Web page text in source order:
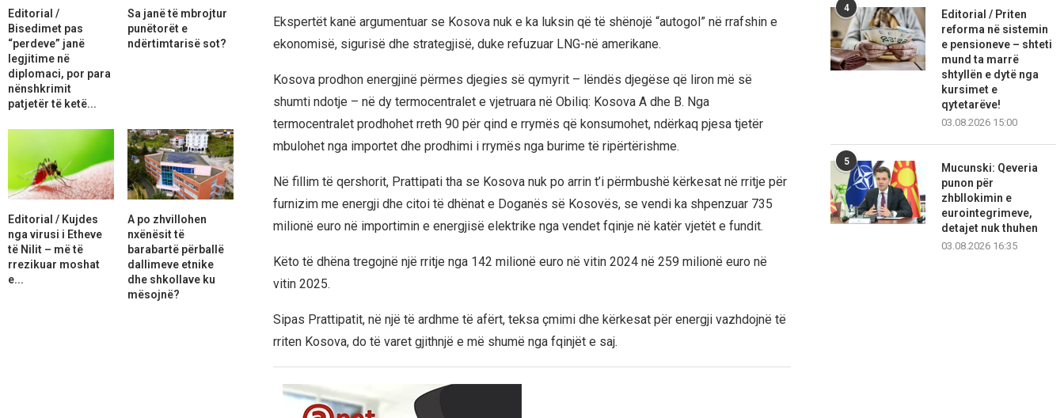
Ekspertët kanë argumentuar se Kosova nuk e ka luksin që të shënojë “autogol” në rrafshin e
ekonomisë, sigurisë dhe strategjisë, duke refuzuar LNG-në amerikane.
Kosova prodhon energjinë përmes djegies së qymyrit – lëndës djegëse që liron më së
shumti ndotje – në dy termocentralet e vjetruara në Obiliq: Kosova A dhe B. Nga
termocentralet prodhohet rreth 90 për qind e rrymës që konsumohet, ndërkaq pjesa tjetër
mbulohet nga importet dhe prodhimi i rrymës nga burime të ripërtërishme.
Në fillim të qershorit, Prattipati tha se Kosova nuk po arrin t’i përmbushë kërkesat në rritje për
furnizim me energji dhe citoi të dhënat e Doganës së Kosovës, se vendi ka shpenzuar 735
milionë euro në importimin e energjisë elektrike nga vendet fqinje në katër vjetët e fundit.
Këto të dhëna tregojnë një rritje nga 142 milionë euro në vitin 2024 në 259 milionë euro në
vitin 2025.
Sipas Prattipatit, në një të ardhme të afërt, teksa çmimi dhe kërkesat për energji vazhdojnë të
rriten Kosova, do të varet gjithnjë e më shumë nga fqinjët e saj.
4
Editorial / Priten
reforma në sistemin
e pensioneve – shteti
mund ta marrë
shtyllën e dytë nga
kursimet e
qytetarëve!
03.08.2026 15:00
5
Mucunski: Qeveria
punon për
zhbllokimin e
eurointegrimeve,
detajet nuk thuhen
03.08.2026 16:35
Editorial /
Bisedimet pas
“perdeve” janë
legjitime në
diplomaci, por para
nënshkrimit
patjetër të ketë...
Sa janë të mbrojtur
punëtorët e
ndërtimtarisë sot?
Editorial / Kujdes
nga virusi i Etheve
të Nilit – më të
rrezikuar moshat
e...
A po zhvillohen
nxënësit të
barabartë përballë
dallimeve etnike
dhe shkollave ku
mësojnë?